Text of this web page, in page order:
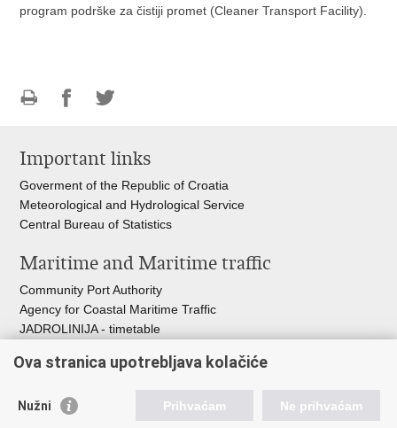
program podrške za čistiji promet (Cleaner Transport Facility).
page
FacebookTwitteru
Important links
Goverment of the Republic of Croatia
Meteorological and Hydrological Service
Central Bureau of Statistics
Maritime and Maritime traffic
Community Port Authority
Agency for Coastal Maritime Traffic
JADROLINIJA - timetable
Croatian Motorways
Ova stranica upotrebljava kolačiće
Nužni Prihvaćam Ne prihvaćam